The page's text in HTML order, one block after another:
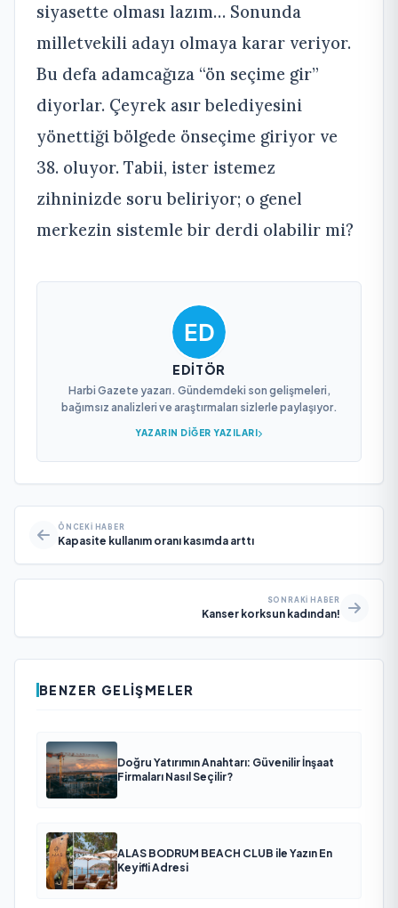
siyasette olması lazım… Sonunda
milletvekili adayı olmaya karar veriyor.
Bu defa adamcağıza “ön seçime gir”
diyorlar. Çeyrek asır belediyesini
yönettiği bölgede önseçime giriyor ve
38. oluyor. Tabii, ister istemez
zihninizde soru beliriyor; o genel
merkezin sistemle bir derdi olabilir mi?
EDITÖR
Harbi Gazete yazarı. Gündemdeki son gelişmeleri,
bağımsız analizleri ve araştırmaları sizlerle paylaşıyor.
YAZARIN DIĞER YAZILARI
ÖNCEKI HABER
Kapasite kullanım oranı kasımda arttı
SONRAKI HABER
Kanser korksun kadından!
BENZER GELIŞMELER
Doğru Yatırımın Anahtarı: Güvenilir İnşaat
Firmaları Nasıl Seçilir?
ALAS BODRUM BEACH CLUB ile Yazın En
Keyifli Adresi